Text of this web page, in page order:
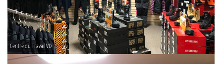
Centre du Travail VD